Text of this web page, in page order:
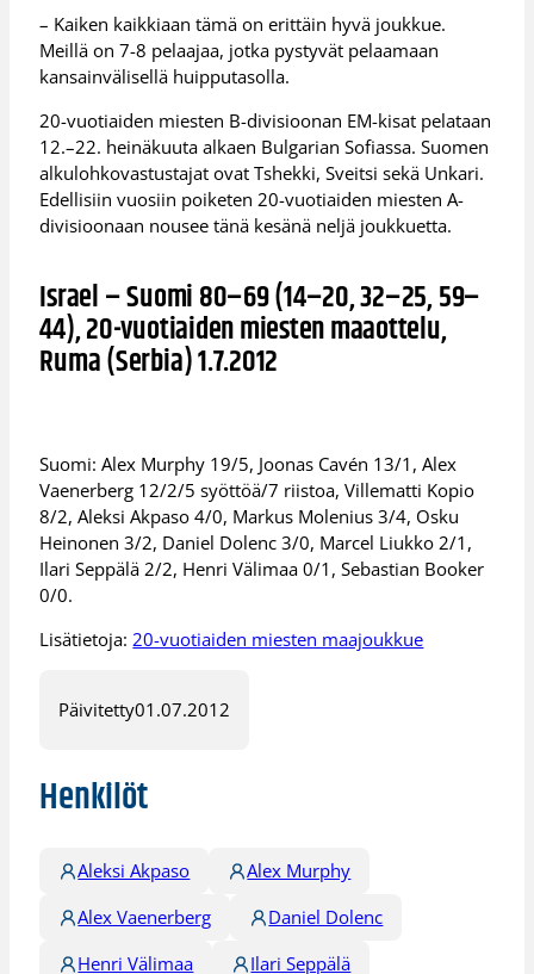
– Kaiken kaikkiaan tämä on erittäin hyvä joukkue.
Meillä on 7-8 pelaajaa, jotka pystyvät pelaamaan
kansainvälisellä huipputasolla.
20-vuotiaiden miesten B-divisioonan EM-kisat pelataan
12.–22. heinäkuuta alkaen Bulgarian Sofiassa. Suomen
alkulohkovastustajat ovat Tshekki, Sveitsi sekä Unkari.
Edellisiin vuosiin poiketen 20-vuotiaiden miesten A-
divisioonaan nousee tänä kesänä neljä joukkuetta.
Israel – Suomi 80–69 (14–20, 32–25, 59–
44), 20-vuotiaiden miesten maaottelu,
Ruma (Serbia) 1.7.2012
Suomi: Alex Murphy 19/5, Joonas Cavén 13/1, Alex
Vaenerberg 12/2/5 syöttöä/7 riistoa, Villematti Kopio
8/2, Aleksi Akpaso 4/0, Markus Molenius 3/4, Osku
Heinonen 3/2, Daniel Dolenc 3/0, Marcel Liukko 2/1,
Ilari Seppälä 2/2, Henri Välimaa 0/1, Sebastian Booker
0/0.
Lisätietoja:20-vuotiaiden miesten maajoukkue
Päivitetty01.07.2012
Henkilöt
Aleksi Akpaso
Alex Murphy
Alex Vaenerberg
Daniel Dolenc
Henri Välimaa
Ilari Seppälä